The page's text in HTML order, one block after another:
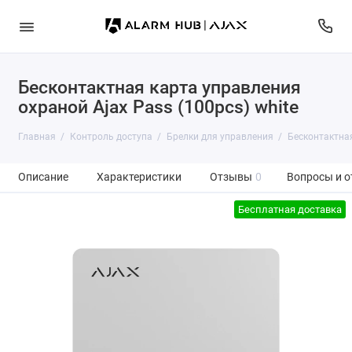
Бесконтактная карта управления
охраной Ajax Pass (100pcs) white
Главная Контроль доступа Брелки для управления
Описание Характеристики Отзывы 0 Вопросы и
Бесплатная доставка